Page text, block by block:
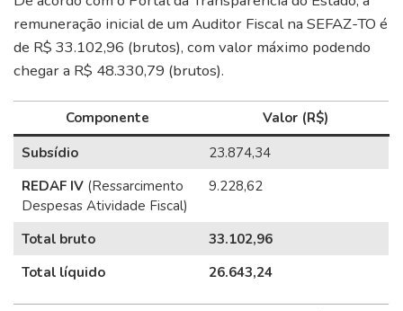
remuneração inicial de um Auditor Fiscal na SEFAZ-TO é
de R$ 33.102,96 (brutos), com valor máximo podendo
chegar a R$ 48.330,79 (brutos).
Componente
Valor (R$)
Subsídio
23.874,34
REDAF IV(Ressarcimento
Despesas Atividade Fiscal)
9.228,62
Total bruto
33.102,96
Total líquido
26.643,24